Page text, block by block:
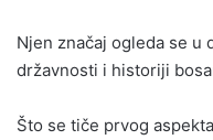
Njen značaj ogleda se u
državnosti i historiji
Što se tiče prvog